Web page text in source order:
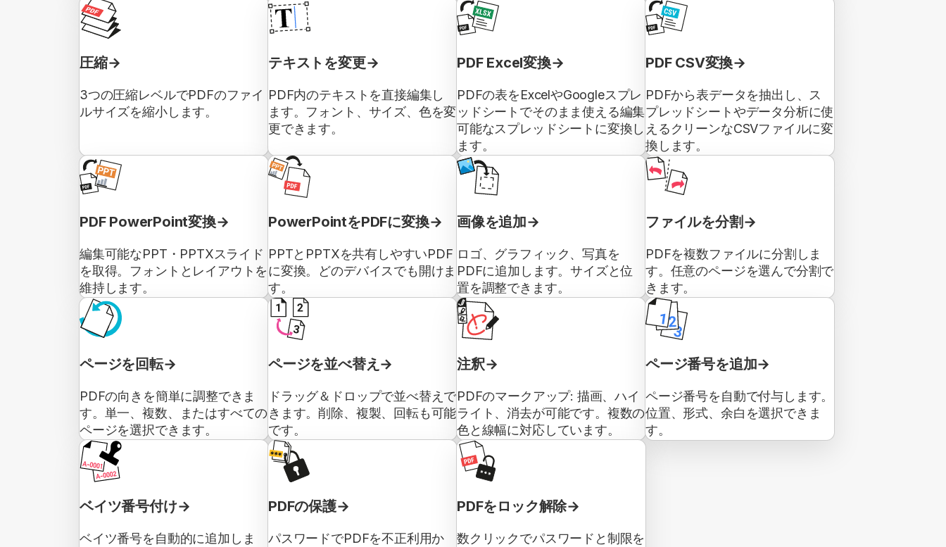
圧縮
3つの圧縮レベルでPDFのファイ
ルサイズを縮小します。
テキストを変更
PDF内のテキストを直接編集し
ます。フォント、サイズ、色を変
更できます。
PDF Excel変換
PDFの表をExcelやGoogleスプレ
ッドシートでそのまま使える編集
可能なスプレッドシートに変換し
ます。
PDF CSV変換
PDFから表データを抽出し、ス
プレッドシートやデータ分析に使
えるクリーンなCSVファイルに変
換します。
PDF PowerPoint変換
編集可能なPPT・PPTXスライド
を取得。フォントとレイアウトを
維持します。
PowerPointをPDFに変換
PPTとPPTXを共有しやすいPDF
に変換。どのデバイスでも開けま
す。
画像を追加
ロゴ、グラフィック、写真を
PDFに追加します。サイズと位
置を調整できます。
ファイルを分割
PDFを複数ファイルに分割しま
す。任意のページを選んで分割で
きます。
ページを回転
PDFの向きを簡単に調整できま
す。単一、複数、またはすべての
ページを選択できます。
ページを並べ替え
ドラッグ＆ドロップで並べ替えで
きます。削除、複製、回転も可能
です。
注釈
PDFのマークアップ: 描画、ハイ
ライト、消去が可能です。複数の
色と線幅に対応しています。
ページ番号を追加
ページ番号を自動で付与します。
位置、形式、余白を選択できま
す。
ベイツ番号付け
ベイツ番号を自動的に追加しま
PDFの保護
パスワードでPDFを不正利用か
PDFをロック解除
数クリックでパスワードと制限を